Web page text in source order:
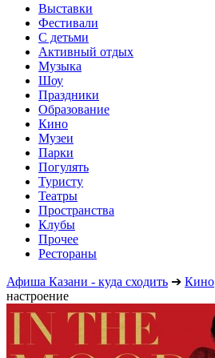
Выставки
Фестивали
С детьми
Активный отдых
Музыка
Шоу
Праздники
Образование
Кино
Музеи
Парки
Погулять
Туристу
Театры
Пространства
Клубы
Прочее
Рестораны
Афиша Казани - куда сходить ➔ Кино
настроение